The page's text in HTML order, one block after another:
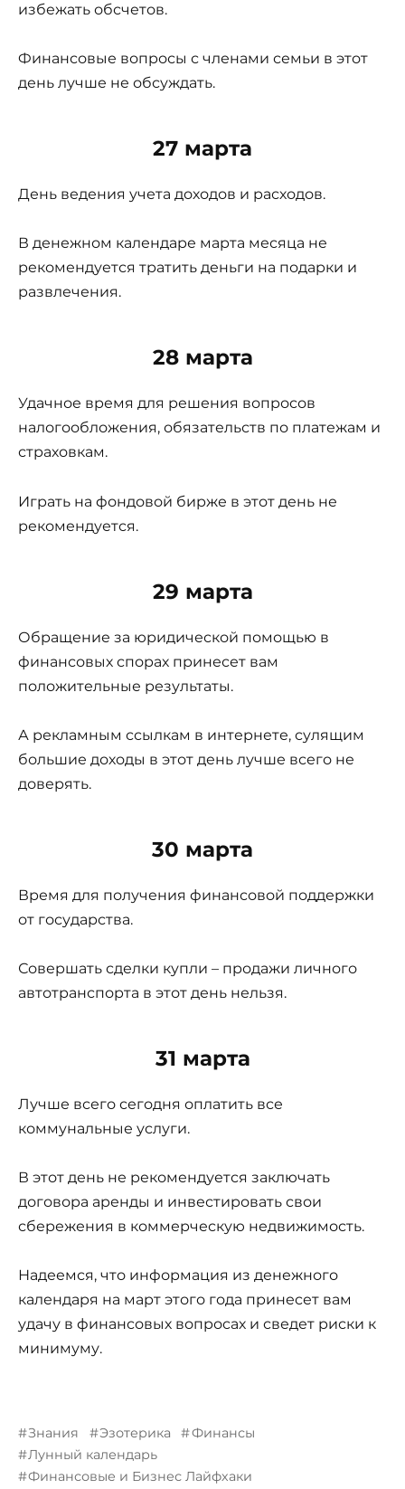
избежать обсчетов.
Финансовые вопросы с членами семьи в этот
день лучше не обсуждать.
27 марта
День ведения учета доходов и расходов.
В денежном календаре марта месяца не
рекомендуется тратить деньги на подарки и
развлечения.
28 марта
Удачное время для решения вопросов
налогообложения, обязательств по платежам и
страховкам.
Играть на фондовой бирже в этот день не
рекомендуется.
29 марта
Обращение за юридической помощью в
финансовых спорах принесет вам
положительные результаты.
А рекламным ссылкам в интернете, сулящим
большие доходы в этот день лучше всего не
доверять.
30 марта
Время для получения финансовой поддержки
от государства.
Совершать сделки купли – продажи личного
автотранспорта в этот день нельзя.
31 марта
Лучше всего сегодня оплатить все
коммунальные услуги.
В этот день не рекомендуется заключать
договора аренды и инвестировать свои
сбережения в коммерческую недвижимость.
Надеемся, что информация из денежного
календаря на март этого года принесет вам
удачу в финансовых вопросах и сведет риски к
минимуму.
Знания Эзотерика
Финансы
Лунный календарь
Финансовые и Бизнес Лайфхаки